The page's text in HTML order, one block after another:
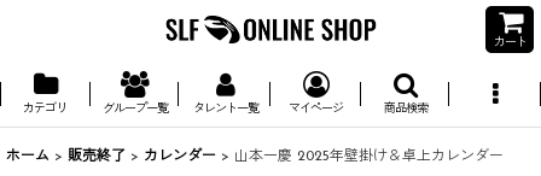
カート
カテゴリ グループ一覧 タレント一覧 マイページ 商品検索
ホーム > 販売終了 > カレンダー > 山本一慶 2025年壁掛け＆卓上カレンダー